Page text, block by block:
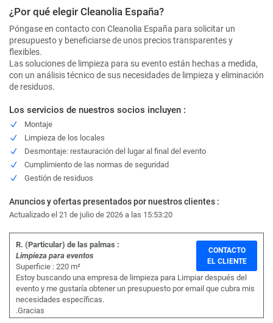
¿Por qué elegir Cleanolia España?
Póngase en contacto con Cleanolia España para solicitar un
presupuesto y beneficiarse de unos precios transparentes y
flexibles.
Las soluciones de limpieza para su evento están hechas a medida,
con un análisis técnico de sus necesidades de limpieza y eliminación
de residuos.
Los servicios de nuestros socios incluyen :
Montaje
Limpieza de los locales
Desmontaje: restauración del lugar al final del evento
Cumplimiento de las normas de seguridad
Gestión de residuos
Anuncios y ofertas presentados por nuestros clientes :
Actualizado el 21 de julio de 2026 a las 15:53:20
R. (Particular) de las palmas :
Limpieza para eventos
Superficie : 220 m²
Estoy buscando una empresa de limpieza para Limpiar después del
evento y me gustaría obtener un presupuesto por email que cubra mis
necesidades específicas.
.Gracias
CONTACTO
EL CLIENTE